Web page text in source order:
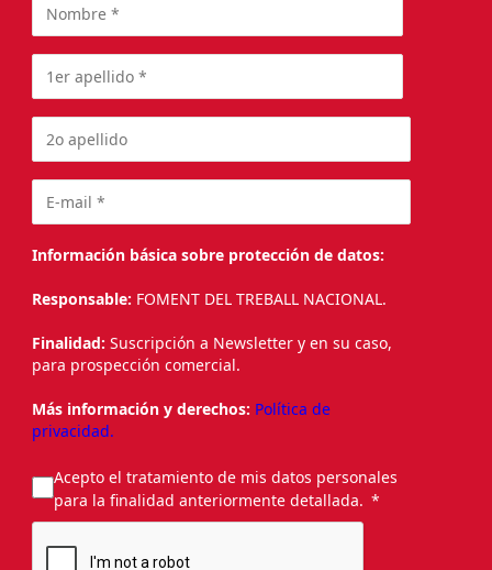
Información básica sobre protección de datos:
Responsable: FOMENT DEL TREBALL NACIONAL.
Finalidad: Suscripción a Newsletter y en su caso,
para prospección comercial.
Más información y derechos: Política de
privacidad.
Acepto el tratamiento de mis datos personales
para la finalidad anteriormente detallada.